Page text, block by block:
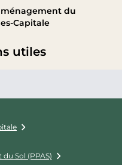
du
Capitale
utiles
Sol (PPAS)